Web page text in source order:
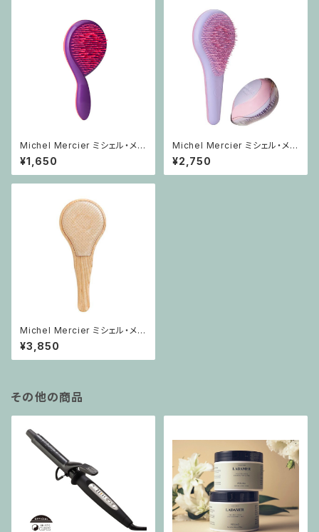
Michel Mercier ミシェル・メル
シエ ガーリーブラシ【ヘアブラ
シ】子供用 ヘアブラシ 普通毛
細毛 頭皮 負担軽減 ヘアケア ブ
¥1,650
Michel Mercier ミシェル・メル
シエ パステルセット【ヘアブラ
シ】サロン ヘアブラシ 高品質 お
すすめ
¥2,750
Michel Mercier ミシェル・メル
シエ ウッドブラシ 【ヘアブラシ】
天然木 静電気防止 ブラッシング
負担軽減 持ちやすい くし
¥3,850
その他の商品